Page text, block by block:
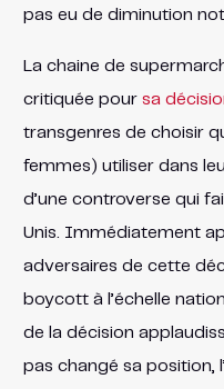
pas eu de diminution
La chaine de
critiquée pour sa
transgenres de choisir
femmes) utiliser dans
d’une controverse qui
Unis. Immédiatement
adversaires de cette
boycott à l’échelle
de la décision
pas changé sa position,